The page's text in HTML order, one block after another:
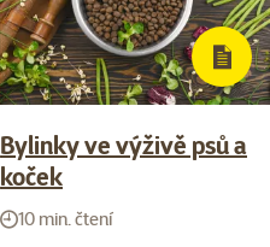
Bylinky ve výživě psů a
koček
10 min. čtení